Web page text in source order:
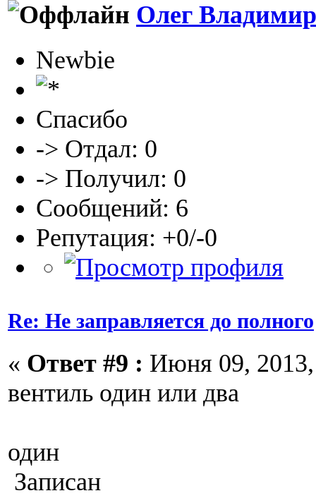
Олег
Newbie
Спасибо
-> Отдал: 0
-> Получил: 0
Сообщений: 6
Репутация: +0/-0
Re: Не заправляется до полного
« Ответ #9 : Июня 09,
вентиль один или два
один
Записан